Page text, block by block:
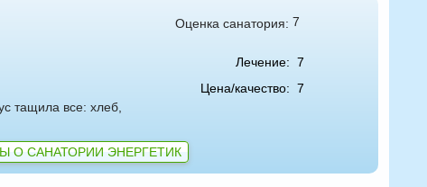
Оценка санатория: 7
тащила все: хлеб,
Лечение: 7
Цена/качество: 7
О САНАТОРИИ ЭНЕРГЕТИК